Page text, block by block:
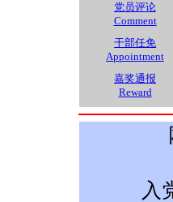
党员评论
Comment
干部任免
Appointment
嘉奖通报
Reward
入